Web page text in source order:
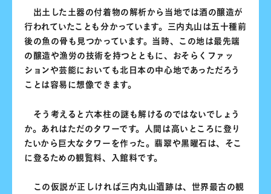
出土した土器の付着物の解析から当地では酒の醸造が
行われていたことも分かっています。三内丸山は五十種前
後の魚の骨も見つかっています。当時、この地は最先端
の醸造や漁労の技術を持つとともに、おそらくファッ
ションや芸能においても北日本の中心地であっただろう
ことは容易に想像できます。
そう考えると六本柱の謎も解けるのではないでしょう
か。あれはただのタワーです。人間は高いところに登り
たいから巨大なタワーを作った。翡翠や黒曜石は、そこ
に登るための観覧料、入館料です。
この仮説が正しければ三内丸山遺跡は、世界最古の観